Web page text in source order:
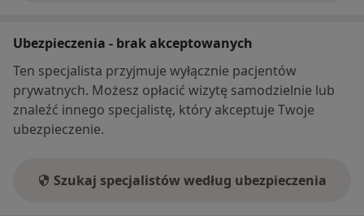
Ubezpieczenia - brak akceptowanych
Ten specjalista przyjmuje wyłącznie pacjentów
prywatnych. Możesz opłacić wizytę samodzielnie lub
znaleźć innego specjalistę, który akceptuje Twoje
ubezpieczenie.
Szukaj specjalistów według ubezpieczenia